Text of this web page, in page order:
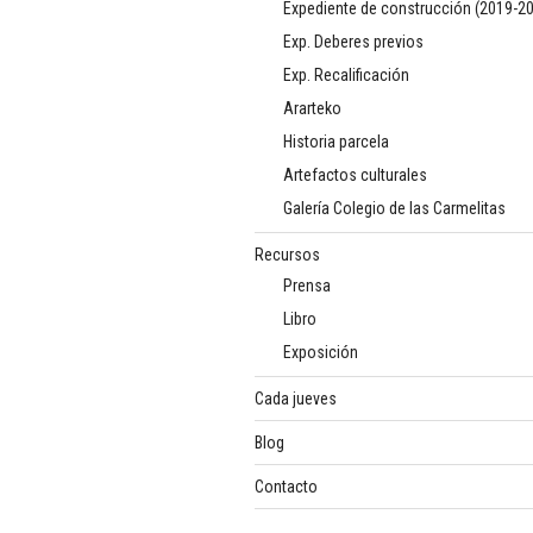
Expediente de construcción (2019-
Exp. Deberes previos
Exp. Recalificación
Ararteko
Historia parcela
Artefactos culturales
Galería Colegio de las Carmelitas
Recursos
Prensa
Libro
Exposición
Cada jueves
Blog
Contacto